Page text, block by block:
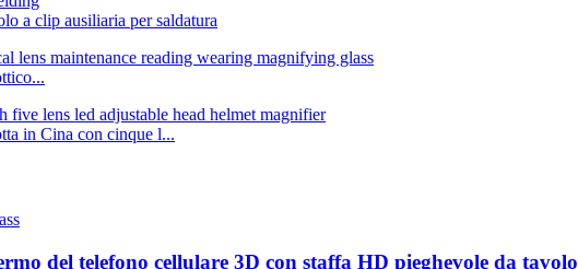
a clip ausiliaria per saldatura
in Cina con cinque l...
del telefono cellulare 3D con staffa HD pieghevole da tavolo